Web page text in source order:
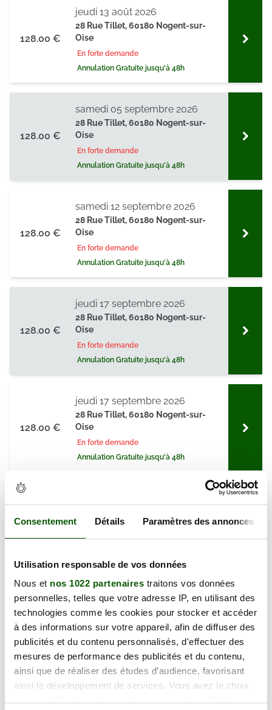
Consentement Détails Paramètres des annonces
Utilisation responsable de vos données
Nous et nos 1022 partenaires traitons vos données
personnelles, telles que votre adresse IP, en utilisant des
technologies comme les cookies pour stocker et accéder
à des informations sur votre appareil, afin de diffuser des
publicités et du contenu personnalisés, d'effectuer des
mesures de performance des publicités et du contenu,
ainsi que de réaliser des études d’audience, favorisant
ainsi le développement de services. Vous avez le choix
128.00 €
28 Rue Tillet, 60180 Nogent-sur-
Oise
En forte demande
Annulation Gratuite jusqu'à 48h
jeudi 13 août 2026
128.00 €
28 Rue Tillet, 60180 Nogent-sur-
Oise
En forte demande
Annulation Gratuite jusqu'à 48h
samedi 05 septembre 2026
128.00 €
28 Rue Tillet, 60180 Nogent-sur-
Oise
En forte demande
Annulation Gratuite jusqu'à 48h
samedi 12 septembre 2026
128.00 €
28 Rue Tillet, 60180 Nogent-sur-
Oise
En forte demande
Annulation Gratuite jusqu'à 48h
jeudi 17 septembre 2026
128.00 €
28 Rue Tillet, 60180 Nogent-sur-
Oise
En forte demande
Annulation Gratuite jusqu'à 48h
jeudi 17 septembre 2026
128.00 €
Oise
En forte demande
128.00 €
28 Rue Tillet, 60180 Nogent-sur-
En forte demande
Annulation Gratuite jusqu'à 48h
jeudi 24 septembre 2026
28 Rue Tillet, 60180 Nogent-sur-
jeudi 24 septembre 2026